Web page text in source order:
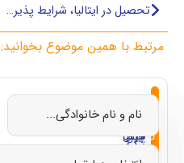
تحصیل در ایتالیا، شرایط پذیرش + بورسیه‌ها
مرتبط با همین موضوع بخوانید:
از
صفر
تا
تحصیل
ترکیه
تحصیل
در
ایتالیا
تحصیل
در
چین
تحصیل
در
قبرس